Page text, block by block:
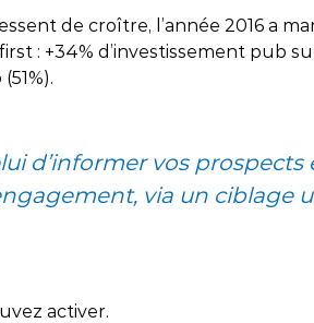
Content
Rennes
de croître, l’année 2016 a
: +34% d’investissement pub
d’informer vos
via un
activer.